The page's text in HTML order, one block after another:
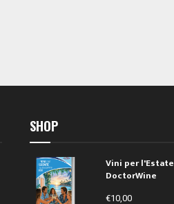
SHOP
Vini per
DoctorWine
€10,00